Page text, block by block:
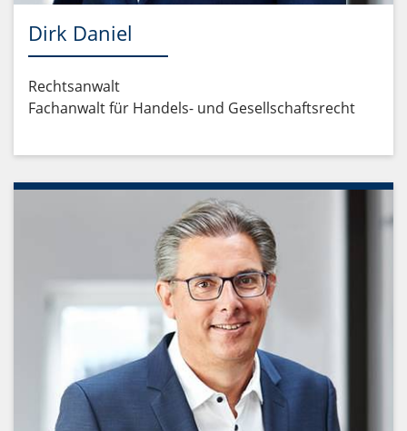
Dirk Daniel
Rechtsanwalt
Fachanwalt für Handels- und Gesellschaftsrecht